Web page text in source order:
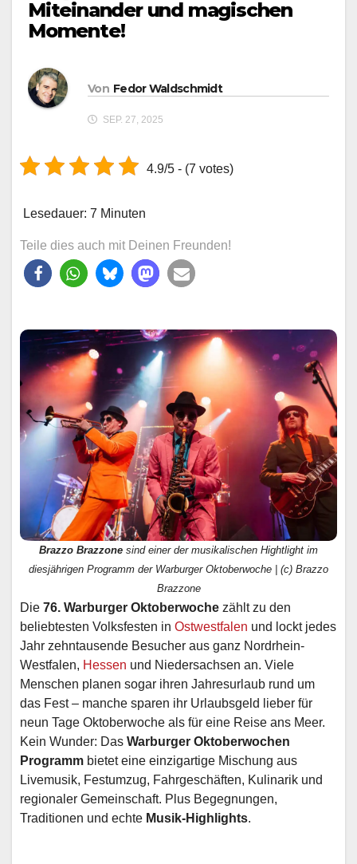
Miteinander und magischen
Momente!
Von Fedor Waldschmidt
SEP. 27, 2025
4.9/5 - (7 votes)
Lesedauer: 7 Minuten
Teile dies auch mit Deinen Freunden!
Brazzo Brazzone sind einer der musikalischen Hightlight im
diesjährigen Programm der Warburger Oktoberwoche | (c) Brazzo
Brazzone
Die 76. Warburger Oktoberwoche zählt zu den
beliebtesten Volksfesten in Ostwestfalen und lockt jedes
Jahr zehntausende Besucher aus ganz Nordrhein-
Westfalen, Hessen und Niedersachsen an. Viele
Menschen planen sogar ihren Jahresurlaub rund um
das Fest – manche sparen ihr Urlaubsgeld lieber für
neun Tage Oktoberwoche als für eine Reise ans Meer.
Kein Wunder: Das Warburger Oktoberwochen
Programm bietet eine einzigartige Mischung aus
Livemusik, Festumzug, Fahrgeschäften, Kulinarik und
regionaler Gemeinschaft. Plus Begegnungen,
Traditionen und echte Musik-Highlights.